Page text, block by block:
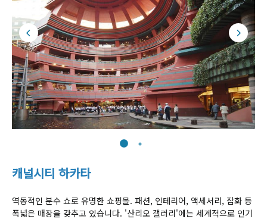
캐널시티 하카타
역동적인 분수 쇼로 유명한 쇼핑몰. 패션, 인테리어, 액세서리, 잡화 등
폭넓은 매장을 갖추고 있습니다. '산리오 갤러리'에는 세계적으로 인기